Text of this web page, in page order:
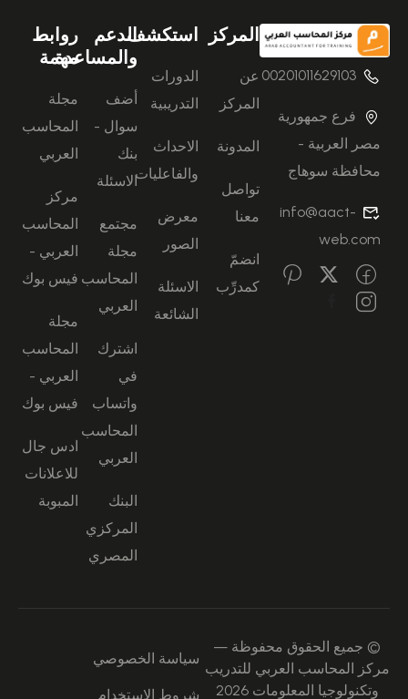
00201011629103
فرع جمهورية
مصر العربية -
محافظة سوهاج
info@aact-
web.com
المركز
عن
المركز
المدونة
تواصل
معنا
انضمّ
كمدرِّب
استكشف
الدورات
التدريبية
الاحداث
والفاعليات
معرض
الصور
الاسئلة
الشائعة
الدعم
والمساعدة
أضف
سوال -
بنك
الاسئلة
مجتمع
مجلة
المحاسب
العربي
اشترك
في
واتساب
المحاسب
العربي
البنك
المركزي
المصري
روابط
مهمة
مجلة
المحاسب
العربي
مركز
المحاسب
العربي -
فيس بوك
مجلة
المحاسب
العربي -
فيس بوك
ادس جال
للاعلانات
المبوبة
© جميع الحقوق محفوظة —
مركز المحاسب العربي للتدريب
وتكنولوجيا المعلومات 2026
سياسة الخصوصي
شروط الاستخدام